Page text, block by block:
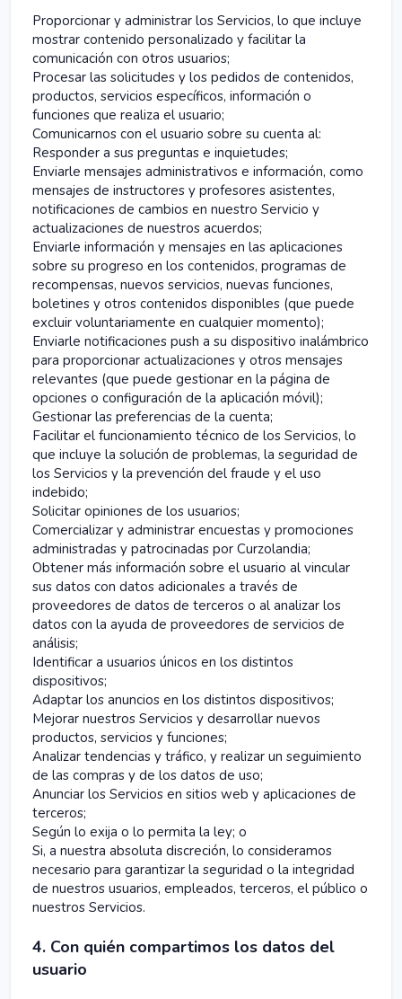
Proporcionar y administrar los Servicios, lo que incluye
mostrar contenido personalizado y facilitar la
comunicación con otros usuarios;
Procesar las solicitudes y los pedidos de contenidos,
productos, servicios específicos, información o
funciones que realiza el usuario;
Comunicarnos con el usuario sobre su cuenta al:
Responder a sus preguntas e inquietudes;
Enviarle mensajes administrativos e información, como
mensajes de instructores y profesores asistentes,
notificaciones de cambios en nuestro Servicio y
actualizaciones de nuestros acuerdos;
Enviarle información y mensajes en las aplicaciones
sobre su progreso en los contenidos, programas de
recompensas, nuevos servicios, nuevas funciones,
boletines y otros contenidos disponibles (que puede
excluir voluntariamente en cualquier momento);
Enviarle notificaciones push a su dispositivo inalámbrico
para proporcionar actualizaciones y otros mensajes
relevantes (que puede gestionar en la página de
opciones o configuración de la aplicación móvil);
Gestionar las preferencias de la cuenta;
Facilitar el funcionamiento técnico de los Servicios, lo
que incluye la solución de problemas, la seguridad de
los Servicios y la prevención del fraude y el uso
indebido;
Solicitar opiniones de los usuarios;
Comercializar y administrar encuestas y promociones
administradas y patrocinadas por Curzolandia;
Obtener más información sobre el usuario al vincular
sus datos con datos adicionales a través de
proveedores de datos de terceros o al analizar los
datos con la ayuda de proveedores de servicios de
análisis;
Identificar a usuarios únicos en los distintos
dispositivos;
Adaptar los anuncios en los distintos dispositivos;
Mejorar nuestros Servicios y desarrollar nuevos
productos, servicios y funciones;
Analizar tendencias y tráfico, y realizar un seguimiento
de las compras y de los datos de uso;
Anunciar los Servicios en sitios web y aplicaciones de
terceros;
Según lo exija o lo permita la ley; o
Si, a nuestra absoluta discreción, lo consideramos
necesario para garantizar la seguridad o la integridad
de nuestros usuarios, empleados, terceros, el público o
nuestros Servicios.
4. Con quién compartimos los datos del
usuario